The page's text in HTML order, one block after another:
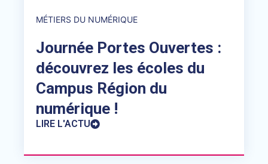
MÉTIERS DU NUMÉRIQUE
Journée Portes Ouvertes :
découvrez les écoles du
Campus Région du
numérique !
LIRE L'ACTU